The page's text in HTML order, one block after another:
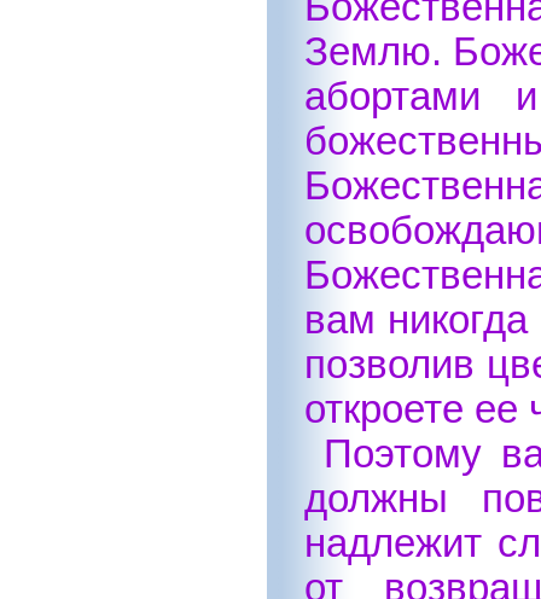
Землю.
абортами
вам
позволив
откроете ее
Поэтому
должны
надлежит
от